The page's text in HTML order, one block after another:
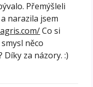
Přemýšleli
narazila jsem
Co si
něco
za názory. :)